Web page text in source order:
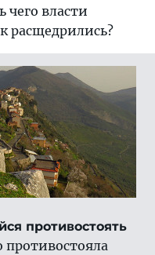
чего власти
расщедрились?
противостоять
противостояла